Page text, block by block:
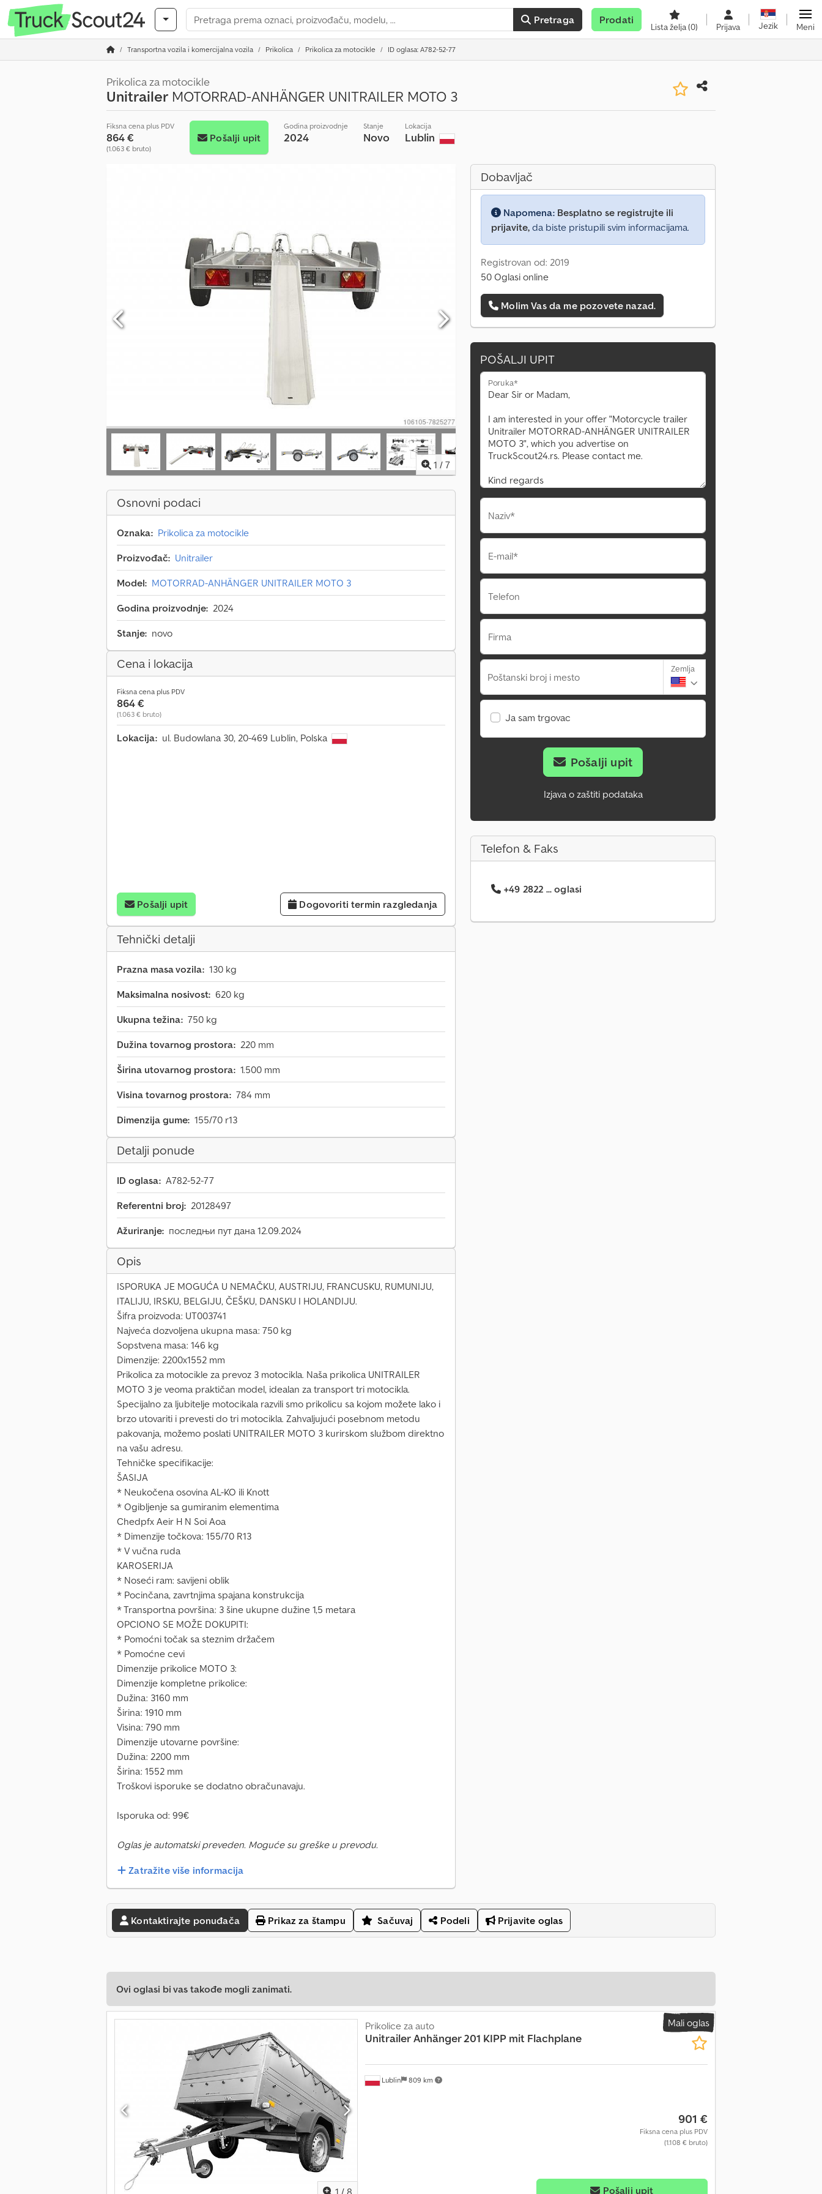
Pretraga Prodati
Lista želja(0) Prijava Jezik Meni
Transportna vozila i komercijalna vozila Prikolica Prikolica za motocikle ID oglasa: A782-52-77
Prikolica za motocikle
Unitrailer MOTORRAD-ANHÄNGER UNITRAILER MOTO 3
Fiksna cena plus PDV
864 €
(1.063 € bruto)
Pošalji upit
Godina proizvodnje
2024
Stanje
Novo
Lokacija
Lublin
1 / 7
Osnovni podaci
Oznaka: Prikolica za motocikle
Proizvođač: Unitrailer
Model: MOTORRAD-ANHÄNGER UNITRAILER MOTO 3
Godina proizvodnje: 2024
Stanje: novo
Cena i lokacija
Fiksna cena plus PDV
864 €
(1.063 € bruto)
Lokacija: ul. Budowlana 30, 20-469 Lublin, Polska
Pošalji upit Dogovoriti termin razgledanja
Tehnički detalji
Prazna masa vozila: 130 kg
Maksimalna nosivost: 620 kg
Ukupna težina: 750 kg
Dužina tovarnog prostora: 220 mm
Širina utovarnog prostora: 1.500 mm
Visina tovarnog prostora: 784 mm
Dimenzija gume: 155/70 r13
Detalji ponude
ID oglasa: A782-52-77
Referentni broj: 20128497
Ažuriranje: последњи пут дана 12.09.2024
Opis
ISPORUKA JE MOGUĆA U NEMAČKU, AUSTRIJU, FRANCUSKU, RUMUNIJU,
ITALIJU, IRSKU, BELGIJU, ČEŠKU, DANSKU I HOLANDIJU.
Šifra proizvoda: UT003741
Najveća dozvoljena ukupna masa: 750 kg
Sopstvena masa: 146 kg
Dimenzije: 2200x1552 mm
Prikolica za motocikle za prevoz 3 motocikla. Naša prikolica UNITRAILER
MOTO 3 je veoma praktičan model, idealan za transport tri motocikla.
Specijalno za ljubitelje motocikala razvili smo prikolicu sa kojom možete lako i
brzo utovariti i prevesti do tri motocikla. Zahvaljujući posebnom metodu
pakovanja, možemo poslati UNITRAILER MOTO 3 kurirskom službom direktno
na vašu adresu.
Tehničke specifikacije:
ŠASIJA
* Neukočena osovina AL-KO ili Knott
* Ogibljenje sa gumiranim elementima
Chedpfx Aeir H N Soi Aoa
* Dimenzije točkova: 155/70 R13
* V vučna ruda
KAROSERIJA
* Noseći ram: savijeni oblik
* Pocinčana, zavrtnjima spajana konstrukcija
* Transportna površina: 3 šine ukupne dužine 1,5 metara
OPCIONO SE MOŽE DOKUPITI:
* Pomoćni točak sa steznim držačem
* Pomoćne cevi
Dimenzije prikolice MOTO 3:
Dimenzije kompletne prikolice:
Dužina: 3160 mm
Širina: 1910 mm
Visina: 790 mm
Dimenzije utovarne površine:
Dužina: 2200 mm
Širina: 1552 mm
Troškovi isporuke se dodatno obračunavaju.
Isporuka od: 99€
Oglas je automatski preveden. Moguće su greške u prevodu.
Zatražite više informacija
Dobavljač
Napomena: Besplatno se registrujte ili
prijavite, da biste pristupili svim informacijama.
Registrovan od: 2019
50 Oglasi online
Molim Vas da me pozovete nazad.
POŠALJI UPIT
Poruka*
Naziv*
E-mail*
Telefon
Firma
Poštanski broj i mesto
Zemlja
Ja sam trgovac
Pošalji upit
Izjava o zaštiti podataka
Telefon & Faks
+49 2822 ... oglasi
Kontaktirajte ponuđača Prikaz za štampu Sačuvaj Podeli Prijavite oglas
Ovi oglasi bi vas takođe mogli zanimati.
Mali oglas
Lublin 809 km
Prikolice za auto
UnitrailerAnhänger 201 KIPP mit Flachplane
901 €
Fiksna cena plus PDV
(1.108 € bruto)
Pošalji upit